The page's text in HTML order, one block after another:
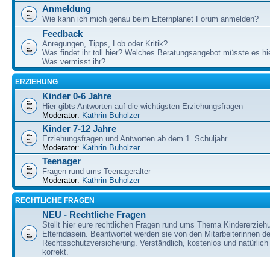
Anmeldung
Wie kann ich mich genau beim Elternplanet Forum anmelden?
Feedback
Anregungen, Tipps, Lob oder Kritik?
Was findet ihr toll hier? Welches Beratungsangebot müsste es
Was vermisst ihr?
ERZIEHUNG
Kinder 0-6 Jahre
Hier gibts Antworten auf die wichtigsten Erziehungsfragen
Moderator: Kathrin Buholzer
Kinder 7-12 Jahre
Erziehungsfragen und Antworten ab dem 1. Schuljahr
Moderator: Kathrin Buholzer
Teenager
Fragen rund ums Teenageralter
Moderator: Kathrin Buholzer
RECHTLICHE FRAGEN
NEU - Rechtliche Fragen
Stellt hier eure rechtlichen Fragen rund ums Thema
Elterndasein. Beantwortet werden sie von den Mitarbeiterinnen
Rechtsschutzversicherung. Verständlich, kostenlos und
korrekt.